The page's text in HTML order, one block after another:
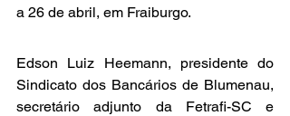
a 26 de abril, em Fraiburgo.
Edson Luiz Heemann, presidente do
Sindicato dos Bancários de Blumenau,
secretário adjunto da Fetrafi-SC e